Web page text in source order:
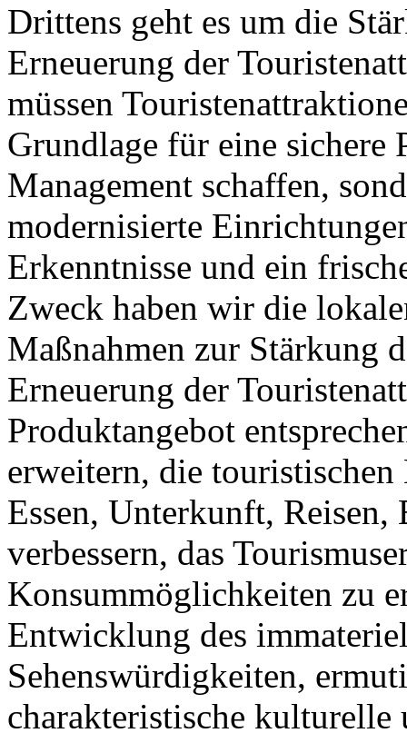
Drittens geht es um die
Erneuerung der
müssen
Grundlage für eine
Management schaffen,
modernisierte
Erkenntnisse und ein
Zweck haben wir die
Maßnahmen zur Stärkung
Erneuerung der
Produktangebot
erweitern, die
Essen, Unterkunft,
verbessern, das
Konsummöglichkeiten zu
Entwicklung des
Sehenswürdigkeiten,
charakteristische